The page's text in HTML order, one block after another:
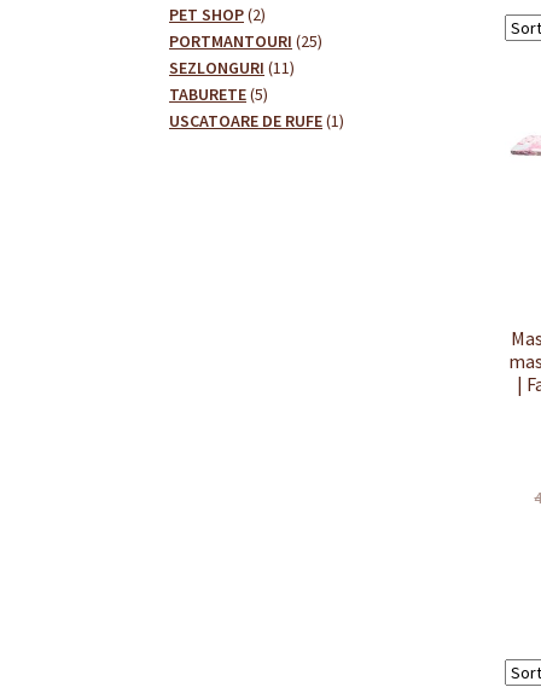
|
PET SHOP 22
produse
PORTMANTOURI 2525
SEZLONGURI 1111
TABURETE 55
produse
USCATOARE DE RUFE 11